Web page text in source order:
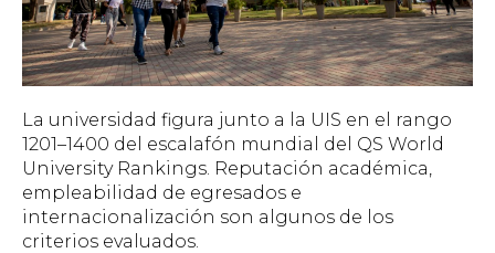
La universidad figura junto a la UIS en el rango
1201–1400 del escalafón mundial del QS World
University Rankings. Reputación académica,
empleabilidad de egresados e
internacionalización son algunos de los
criterios evaluados.